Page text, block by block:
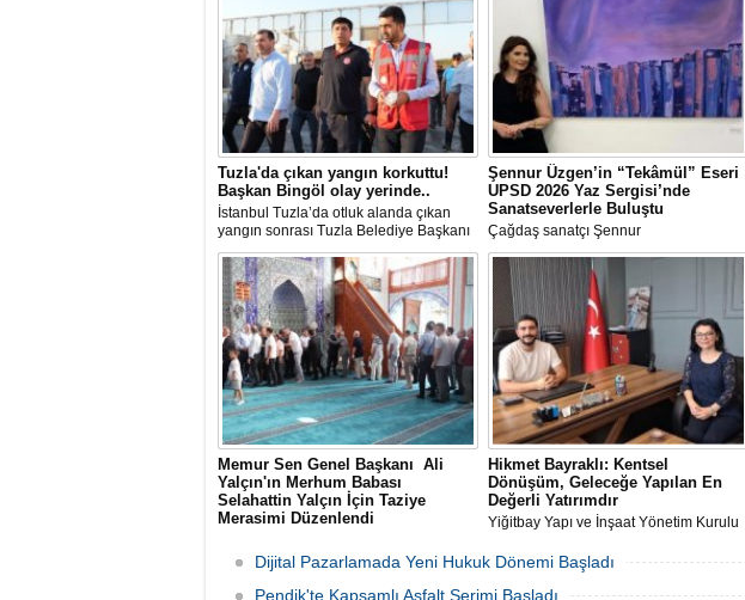
Tuzla'da çıkan yangın korkuttu!
Başkan Bingöl olay yerinde..
İstanbul Tuzla’da otluk alanda çıkan
yangın sonrası Tuzla Belediye Başkanı
Av. Eren Ali Bingöl de bölgeye giderek
incelemelerde bulundu.
Şennur Üzgen’in “Tekâmül” Eseri
UPSD 2026 Yaz Sergisi’nde
Sanatseverlerle Buluştu
Çağdaş sanatçı Şennur
Üzgen’in Tekâmül adlı eseri,
Uluslararası Plastik Sanatlar Derneği
(UPSD) tarafından düzenlenen 2026
Yaz Sergisi’nde sanatseverlerle buluştu.
Memur Sen Genel Başkanı Ali
Yalçın'ın Merhum Babası
Selahattin Yalçın İçin Taziye
Merasimi Düzenlendi
rahmet-i Rahman'a kavuşan kıymetli
babası Selahattin Yalçın için, Eğitim-Bir-
Sen İstanbul Şubelerinin
Hikmet Bayraklı: Kentsel
Dönüşüm, Geleceğe Yapılan En
Değerli Yatırımdır
Yiğitbay Yapı ve İnşaat Yönetim Kurulu
Bayraklı, emlak ve gayrimenkul
danışmanı Aslı Alan’ı çalışma ofisinde
ağırladı
Dijital Pazarlamada Yeni Hukuk Dönemi Başladı
Pendik'te Kapsamlı Asfalt Serimi Başladı